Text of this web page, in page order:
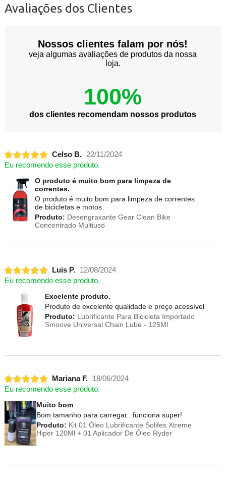
Avaliações dos Clientes
Nossos clientes falam por nós!
veja algumas avaliações de produtos da nossa
loja.
100%
dos clientes recomendam nossos produtos
Celso B.
22/11/2024
Eu recomendo esse produto.
O produto é muito bom para limpeza de
correntes.
O produto é muito bom para limpeza de correntes
de bicicletas e motos.
Produto: Desengraxante Gear Clean Bike
Concentrado Multiuso
Luis P.
12/08/2024
Eu recomendo esse produto.
Excelente produto.
Produto de excelente qualidade e preço acessível
Produto: Lubrificante Para Bicicleta Importado
Smoove Universal Chain Lube - 125Ml
Mariana F.
18/06/2024
Eu recomendo esse produto.
Muito bom
Bom tamanho para carregar...funciona super!
Produto: Kit 01 Óleo Lubrificante Solifes Xtreme
Hiper 120Ml + 01 Aplicador De Óleo Ryder